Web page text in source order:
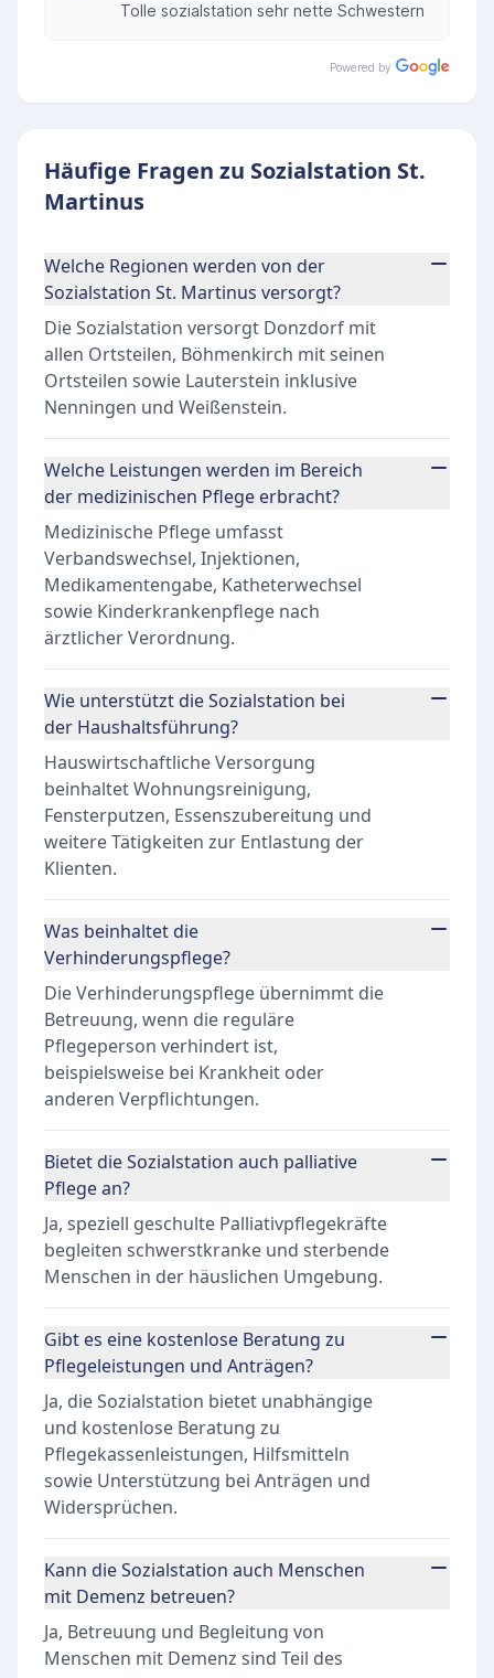
Tolle sozialstation sehr nette Schwestern
Powered by
Häufige Fragen zu Sozialstation St.
Martinus
Welche Regionen werden von der
Sozialstation St. Martinus versorgt?
Die Sozialstation versorgt Donzdorf mit
allen Ortsteilen, Böhmenkirch mit seinen
Ortsteilen sowie Lauterstein inklusive
Nenningen und Weißenstein.
Welche Leistungen werden im Bereich
der medizinischen Pflege erbracht?
Medizinische Pflege umfasst
Verbandswechsel, Injektionen,
Medikamentengabe, Katheterwechsel
sowie Kinderkrankenpflege nach
ärztlicher Verordnung.
Wie unterstützt die Sozialstation bei
der Haushaltsführung?
Hauswirtschaftliche Versorgung
beinhaltet Wohnungsreinigung,
Fensterputzen, Essenszubereitung und
weitere Tätigkeiten zur Entlastung der
Klienten.
Was beinhaltet die
Verhinderungspflege?
Die Verhinderungspflege übernimmt die
Betreuung, wenn die reguläre
Pflegeperson verhindert ist,
beispielsweise bei Krankheit oder
anderen Verpflichtungen.
Bietet die Sozialstation auch palliative
Pflege an?
Ja, speziell geschulte Palliativpflegekräfte
begleiten schwerstkranke und sterbende
Menschen in der häuslichen Umgebung.
Gibt es eine kostenlose Beratung zu
Pflegeleistungen und Anträgen?
Ja, die Sozialstation bietet unabhängige
und kostenlose Beratung zu
Pflegekassenleistungen, Hilfsmitteln
sowie Unterstützung bei Anträgen und
Widersprüchen.
Kann die Sozialstation auch Menschen
mit Demenz betreuen?
Ja, Betreuung und Begleitung von
Menschen mit Demenz sind Teil des